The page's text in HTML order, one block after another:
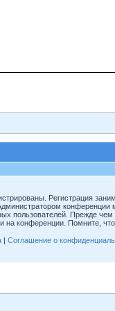
Регистрация
конференции
пользователей. Прежде
на конференции. Помните,
| Соглашение о